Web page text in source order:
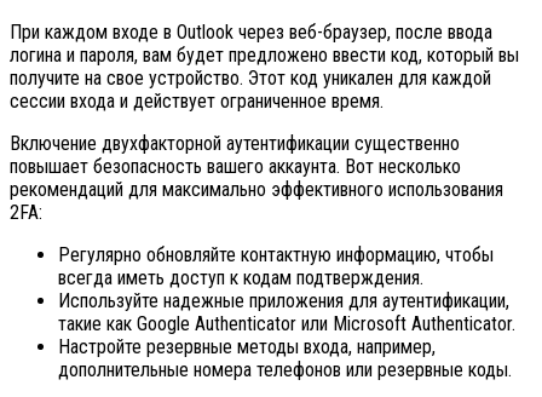
При каждом входе в Outlook через веб-браузер, после ввода
логина и пароля, вам будет предложено ввести код, который вы
получите на свое устройство. Этот код уникален для каждой
сессии входа и действует ограниченное время.
Включение двухфакторной аутентификации существенно
повышает безопасность вашего аккаунта. Вот несколько
рекомендаций для максимально эффективного использования
2FA:
Регулярно обновляйте контактную информацию, чтобы
всегда иметь доступ к кодам подтверждения.
Используйте надежные приложения для аутентификации,
такие как Google Authenticator или Microsoft Authenticator.
Настройте резервные методы входа, например,
дополнительные номера телефонов или резервные коды.